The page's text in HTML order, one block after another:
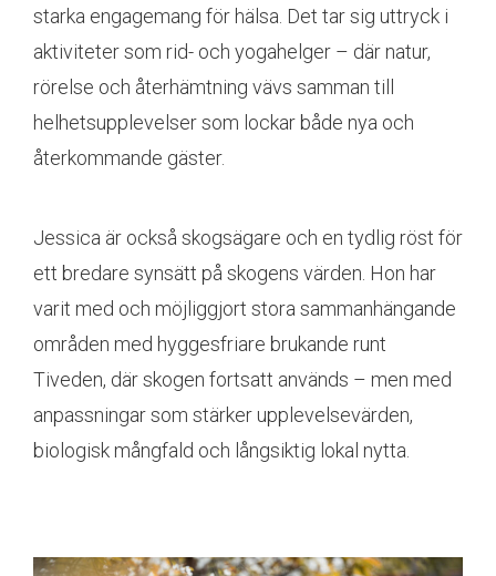
starka engagemang för hälsa. Det tar sig uttryck i
aktiviteter som rid- och yogahelger – där natur,
rörelse och återhämtning vävs samman till
helhetsupplevelser som lockar både nya och
återkommande gäster.
Jessica är också skogsägare och en tydlig röst för
ett bredare synsätt på skogens värden. Hon har
varit med och möjliggjort stora sammanhängande
områden med hyggesfriare brukande runt
Tiveden, där skogen fortsatt används – men med
anpassningar som stärker upplevelsevärden,
biologisk mångfald och långsiktig lokal nytta.